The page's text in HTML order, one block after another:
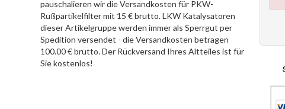
pauschalieren wir die Versandkosten für PKW-
Rußpartikelfilter mit 15 € brutto. LKW Katalysatoren
dieser Artikelgruppe werden immer als Sperrgut per
Spedition versendet - die Versandkosten betragen
100.00 € brutto. Der Rückversand Ihres Altteiles ist für
Sie kostenlos!